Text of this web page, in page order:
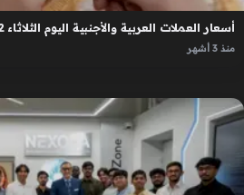
أسعار العملات العربية والأجنبية اليوم الثلاثاء 12 مايو 2026
منذ 3 أشهر